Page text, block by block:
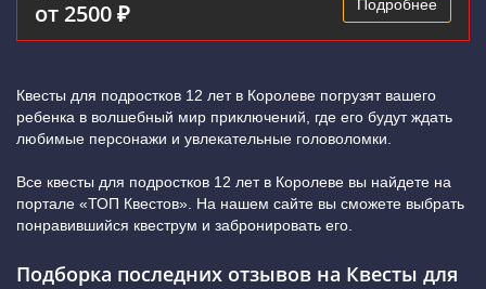
от 2500 ₽ Подробнее
Квесты для подростков 12 лет в Королеве погрузят вашего
ребенка в волшебный мир приключений, где его будут ждать
любимые персонажи и увлекательные головоломки.
Все квесты для подростков 12 лет в Королеве вы найдете на
портале «ТОП Квестов». На нашем сайте вы сможете выбрать
понравившийся квеструм и забронировать его.
Подборка последних отзывов на Квесты для